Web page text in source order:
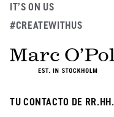
IT'S ON US
#CREATEWITHUS
TU CONTACTO DE RR.HH.